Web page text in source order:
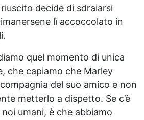
decide di sdraiarsi
lì accoccolato in
quel momento di unica
che capiamo che Marley
del suo amico e non
metterlo a dispetto. Se c’è
umani, è che abbiamo